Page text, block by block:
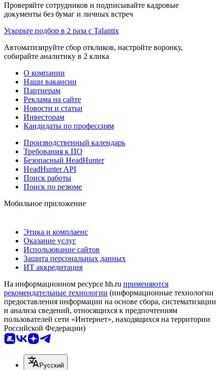
Проверяйте сотрудников и подписывайте кадровые
документы без бумаг и личных встреч
Ускорьте подбор в 2 раза с Talantix
Автоматизируйте сбор откликов, настройте воронку,
собирайте аналитику в 2 клика
О компании
Наши вакансии
Партнерам
Реклама на сайте
Новости и статьи
Инвесторам
Кандидаты по профессиям
Производственный календарь
Требования к ПО
Безопасный HeadHunter
HeadHunter API
Поиск работы
Поиск по резюме
Мобильное приложение
Этика и комплаенс
Оказание услуг
Использование сайтов
Защита персональных данных
ИТ аккредитация
На информационном ресурсе hh.ru применяются
рекомендательные технологии (информационные технологии
предоставления информации на основе сбора, систематизации
и анализа сведений, относящихся к предпочтениям
пользователей сети «Интернет», находящихся на территории
Российской Федерации)
Русский